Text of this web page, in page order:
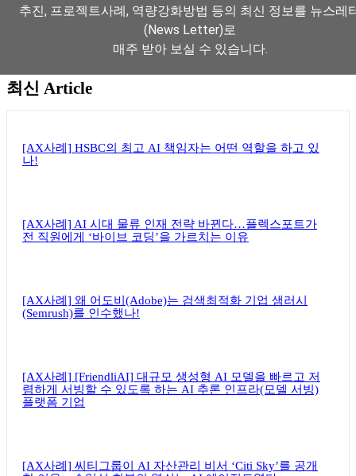
추진, 프로젝트사례, 역량강화방법 등의 최신 정보를 뉴스레
(News Letter)로
매주 받아 보실 수 있습니다.
최신 Article
[AX사례] HSBC의 최고 AI 책임자는 어떤 역할을 하고 있
나!
[AX사례] AI 시대 물류 인재 전략 바뀐다…플렉스포트가
전 직원에게 ‘바이브 코딩’을 가르치는 이유
[AX사례] 왜 어도비(Adobe)는 검색최적화 기업 샘러시
(Semrush)를 인수했나!
[AX사례] [FriendliAI] 대규모 생성형 AI 모델을 빠르고 저
렴하게 서빙할 수 있도록 하는 AI 추론 인프라(모델 서빙)
플랫폼 기업
[AX사례] 씨티그룹이 AI 자산관리 비서 ‘Citi Sky’를 공개